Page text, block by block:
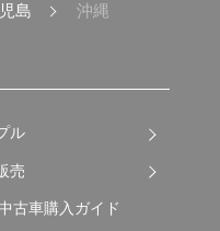
島
沖縄
ル
売
古車購入ガイド